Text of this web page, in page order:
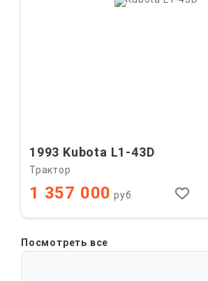
1993 Kubota L1-43D
Трактор
1 357 000 руб.
Посмотреть все